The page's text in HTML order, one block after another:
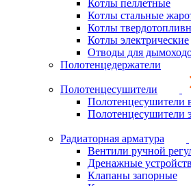
Котлы пеллетные
Котлы стальные
Котлы
Котлы электрические
Отводы для
Полотенцедержатели
Полотенцесушители
Полотенцесушители
Полотенцесушители
Радиаторная арматура
Вентили ручной
Дренажные
Клапаны запорные